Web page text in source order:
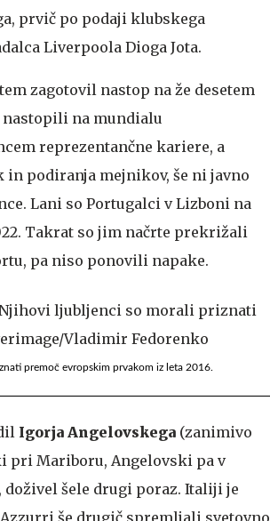
prvič po podaji klubskega
Liverpoola Dioga Jota.
zagotovil nastop na že desetem
nastopili na mundialu
reprezentančne kariere, a
podiranja mejnikov, še ni javno
Lani so Portugalci v Lizboni na
Takrat so jim načrte prekrižali
pa niso ponovili napake.
premoč evropskim prvakom iz leta 2016.
Igorja Angelovskega (zanimivo
pri Mariboru, Angelovski pa v
doživel šele drugi poraz. Italiji je
še drugič spremljali svetovno